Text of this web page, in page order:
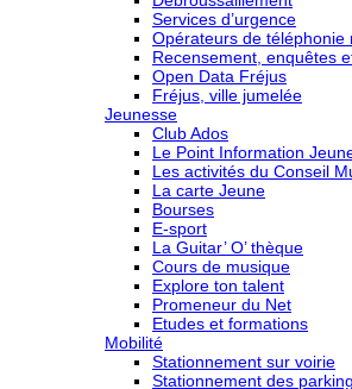
Services d’urgence
Opérateurs de téléphonie
Recensement, enquêtes
Open Data Fréjus
Fréjus, ville jumelée
Jeunesse
Club Ados
Le Point Information
Les activités du Conseil
La carte Jeune
Bourses
E-sport
La Guitar’ O’ thèque
Cours de musique
Explore ton talent
Promeneur du Net
Etudes et formations
Mobilité
Stationnement sur voirie
Stationnement des